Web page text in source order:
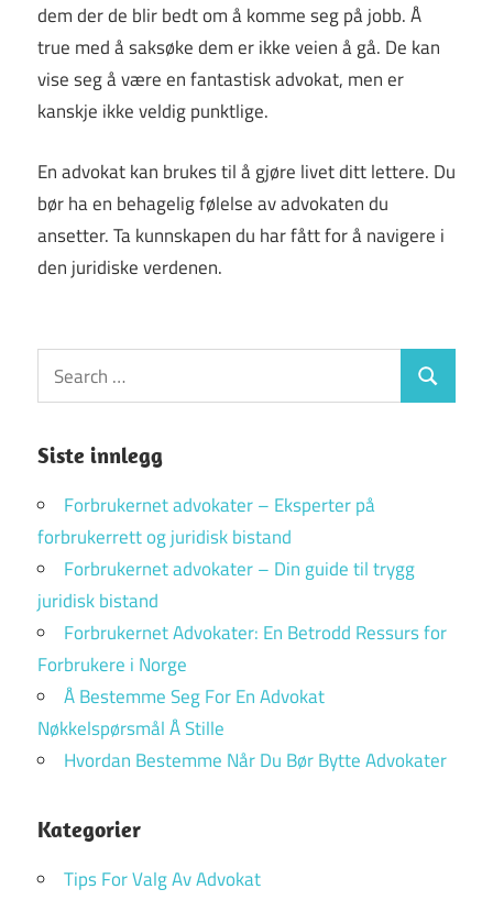
dem der de blir bedt om å komme seg på jobb. Å
true med å saksøke dem er ikke veien å gå. De kan
vise seg å være en fantastisk advokat, men er
kanskje ikke veldig punktlige.
En advokat kan brukes til å gjøre livet ditt lettere. Du
bør ha en behagelig følelse av advokaten du
ansetter. Ta kunnskapen du har fått for å navigere i
den juridiske verdenen.
Search
for:
Search
Siste innlegg
Forbrukernet advokater – Eksperter på
forbrukerrett og juridisk bistand
Forbrukernet advokater – Din guide til trygg
juridisk bistand
Forbrukernet Advokater: En Betrodd Ressurs for
Forbrukere i Norge
Å Bestemme Seg For En Advokat
Nøkkelspørsmål Å Stille
Hvordan Bestemme Når Du Bør Bytte Advokater
Kategorier
Tips For Valg Av Advokat